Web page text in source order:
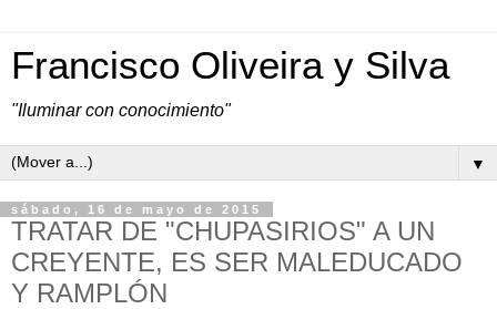
Francisco Oliveira y Silva
"Iluminar con conocimiento"
▼
sábado, 16 de mayo de 2015
TRATAR DE "CHUPASIRIOS" A UN
CREYENTE, ES SER MALEDUCADO
Y RAMPLÓN